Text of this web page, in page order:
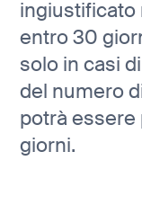
ingiustificato
entro 30
solo in casi
del numero
potrà
giorni.